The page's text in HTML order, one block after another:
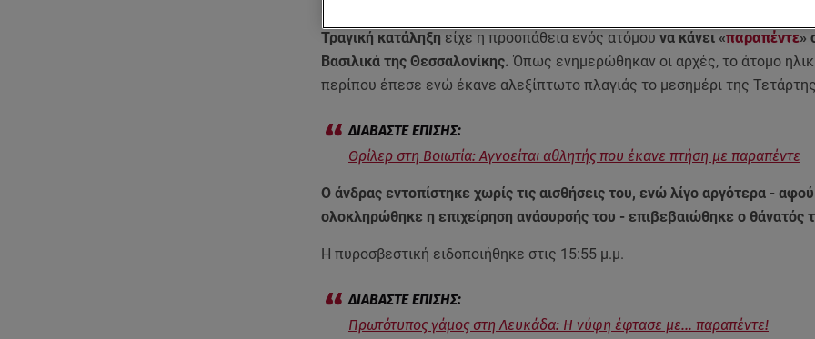
Τραγική κατάληξη είχε η προσπάθεια ενός ατόμου να κάνει «παραπέντε»
Βασιλικά της Θεσσαλονίκης. Όπως ενημερώθηκαν οι αρχές, το άτομο
περίπου έπεσε ενώ έκανε αλεξίπτωτο πλαγιάς το μεσημέρι της
Θρίλερ στη Βοιωτία: Αγνοείται αθλητής που έκανε πτήση με παραπέντε
Ο άνδρας εντοπίστηκε χωρίς τις αισθήσεις του, ενώ λίγο αργότερα - αφού
ολοκληρώθηκε η επιχείρηση ανάσυρσής του - επιβεβαιώθηκε ο θάνατός
Η πυροσβεστική ειδοποιήθηκε στις 15:55 μ.μ.
Πρωτότυπος γάμος στη Λευκάδα: Η νύφη έφτασε με... παραπέντε!